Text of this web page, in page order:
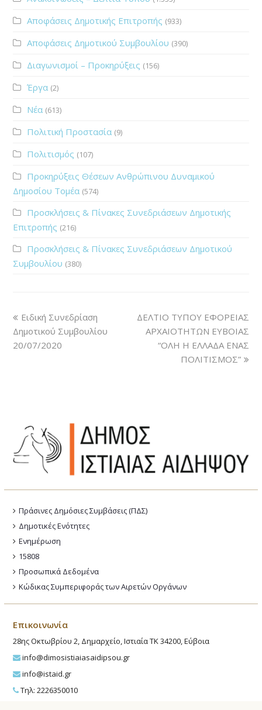
Αποφάσεις Δημοτικής Επιτροπής (933)
Αποφάσεις Δημοτικού Συμβουλίου (390)
Διαγωνισμοί – Προκηρύξεις (156)
Έργα (2)
Νέα (613)
Πολιτική Προστασία (9)
Πολιτισμός (107)
Προκηρύξεις Θέσεων Ανθρώπινου Δυναμικού
Δημοσίου Τομέα (574)
Προσκλήσεις & Πίνακες Συνεδριάσεων Δημοτικής
Επιτροπής (216)
Προσκλήσεις & Πίνακες Συνεδριάσεων Δημοτικού
Συμβουλίου (380)
Ειδική Συνεδρίαση
Δημοτικού Συμβουλίου
20/07/2020
ΔΕΛΤΙΟ ΤΥΠΟΥ ΕΦΟΡΕΙΑΣ
ΑΡΧΑΙΟΤΗΤΩΝ ΕΥΒΟΙΑΣ
“ΟΛΗ Η ΕΛΛΑΔΑ ΕΝΑΣ
ΠΟΛΙΤΙΣΜΟΣ”
Πράσινες Δημόσιες Συμβάσεις (ΠΔΣ)
Δημοτικές Ενότητες
Ενημέρωση
15808
Προσωπικά Δεδομένα
Κώδικας Συμπεριφοράς των Αιρετών Οργάνων
Επικοινωνία
28ης Οκτωβρίου 2, Δημαρχείο, Ιστιαία ΤΚ 34200, Εύβοια
info@dimosistiaiasaidipsou.gr
info@istaid.gr
Τηλ: 2226350010